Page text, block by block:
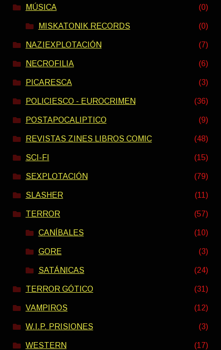
MÚSICA (0)
MISKATONIK RECORDS (0)
NAZIEXPLOTACIÓN (7)
NECROFILIA (6)
PICARESCA (3)
POLICIESCO - EUROCRIMEN (36)
POSTAPOCALIPTICO (9)
REVISTAS ZINES LIBROS COMIC (48)
SCI-FI (15)
SEXPLOTACIÓN (79)
SLASHER (11)
TERROR (57)
CANÍBALES (10)
GORE (3)
SATÁNICAS (24)
TERROR GÓTICO (31)
VAMPIROS (12)
W.I.P. PRISIONES (3)
WESTERN (17)